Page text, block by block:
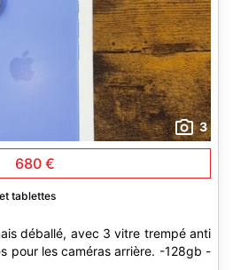
3
680 €
tablettes
déballé, avec 3 vitre trempé anti
pour les caméras arrière. -128gb -